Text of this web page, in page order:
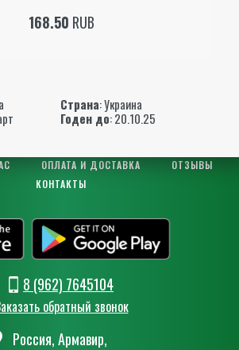
168.50 RUB
Страна: Украина
Годен до: 20.10.25
ОПЛАТА И ДОСТАВКА
ОТЗЫВЫ
КОНТАКТЫ
8 (962) 7645104
обратный звонок
Россия, Армавир,